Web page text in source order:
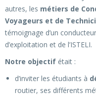
autres, les métiers de
Voyageurs et de
témoignage d’un
d’exploitation et de l’ISTELI.
Notre objectif était :
d’inviter les étudiants à
routier, ses différents